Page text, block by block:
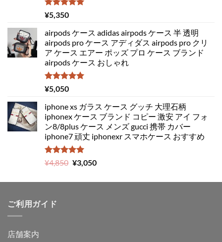
5段階中
5.00
¥5,350
airpods ケース adidas airpods ケース 半 透明
airpods pro ケース アディダス airpods pro クリ
ア ケース エアー ポッズ プロ ケース ブランド
airpods ケース おしゃれ
5段階中
5.00
¥5,050
iphone xs ガラス ケース グッチ 大理石柄
iphonex ケース ブランド コピー 激安 アイ フォ
ン8/8plus ケース メンズ gucci 携帯 カバー
iphone7 頑丈 iphonexr スマホケース おすすめ
5段階中
5.00
の評価
¥4,850 元
価
¥3,050現
の
ご利用ガイド
店舗案内